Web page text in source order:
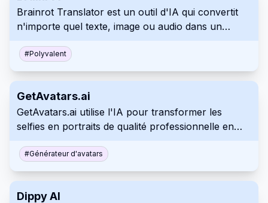
Brainrot Translator est un outil d'IA qui convertit
n'importe quel texte, image ou audio dans un
#Polyvalent
GetAvatars.ai
GetAvatars.ai utilise l'IA pour transformer les
selfies en portraits de qualité professionnelle en
#Générateur d'avatars
Dippy AI